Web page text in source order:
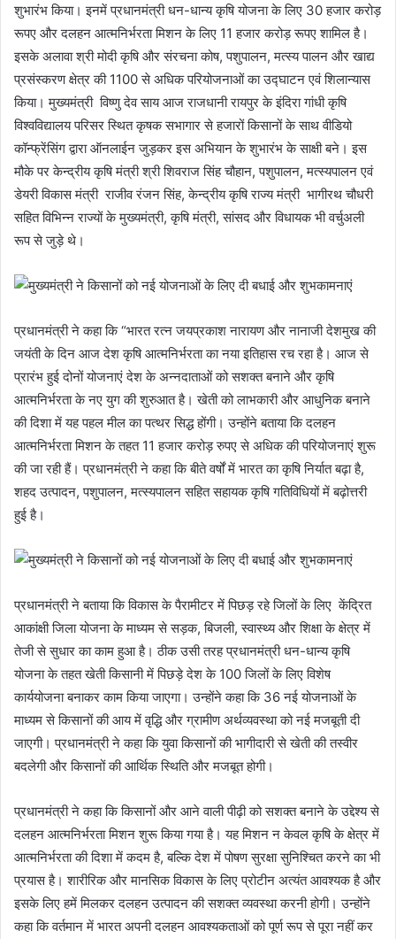
शुभारंभ किया। इनमें प्रधानमंत्री धन-धान्य कृषि योजना के लिए 30 हजार करोड़
रूपए और दलहन आत्मनिर्भरता मिशन के लिए 11 हजार करोड़ रूपए शामिल है।
इसके अलावा श्री मोदी कृषि और संरचना कोष, पशुपालन, मत्स्य पालन और खाद्य
प्रसंस्करण क्षेत्र की 1100 से अधिक परियोजनाओं का उद्घाटन एवं शिलान्यास
किया। मुख्यमंत्री विष्णु देव साय आज राजधानी रायपुर के इंदिरा गांधी कृषि
विश्वविद्यालय परिसर स्थित कृषक सभागार से हजारों किसानों के साथ वीडियो
कॉन्फ्रेंसिंग द्वारा ऑनलाईन जुड़कर इस अभियान के शुभारंभ के साक्षी बने। इस
मौके पर केन्द्रीय कृषि मंत्री श्री शिवराज सिंह चौहान, पशुपालन, मत्स्यपालन एवं
डेयरी विकास मंत्री राजीव रंजन सिंह, केन्द्रीय कृषि राज्य मंत्री भागीरथ चौधरी
सहित विभिन्न राज्यों के मुख्यमंत्री, कृषि मंत्री, सांसद और विधायक भी वर्चुअली
रूप से जुड़े थे।
प्रधानमंत्री ने कहा कि “भारत रत्न जयप्रकाश नारायण और नानाजी देशमुख की
जयंती के दिन आज देश कृषि आत्मनिर्भरता का नया इतिहास रच रहा है। आज से
प्रारंभ हुई दोनों योजनाएं देश के अन्नदाताओं को सशक्त बनाने और कृषि
आत्मनिर्भरता के नए युग की शुरुआत है। खेती को लाभकारी और आधुनिक बनाने
की दिशा में यह पहल मील का पत्थर सिद्ध होंगी। उन्होंने बताया कि दलहन
आत्मनिर्भरता मिशन के तहत 11 हजार करोड़ रुपए से अधिक की परियोजनाएं शुरू
की जा रही हैं। प्रधानमंत्री ने कहा कि बीते वर्षों में भारत का कृषि निर्यात बढ़ा है,
शहद उत्पादन, पशुपालन, मत्स्यपालन सहित सहायक कृषि गतिविधियों में बढ़ोत्तरी
हुई है।
प्रधानमंत्री ने बताया कि विकास के पैरामीटर में पिछड़ रहे जिलों के लिए केंद्रित
आकांक्षी जिला योजना के माध्यम से सड़क, बिजली, स्वास्थ्य और शिक्षा के क्षेत्र में
तेजी से सुधार का काम हुआ है। ठीक उसी तरह प्रधानमंत्री धन-धान्य कृषि
योजना के तहत खेती किसानी में पिछड़े देश के 100 जिलों के लिए विशेष
कार्ययोजना बनाकर काम किया जाएगा। उन्होंने कहा कि 36 नई योजनाओं के
माध्यम से किसानों की आय में वृद्धि और ग्रामीण अर्थव्यवस्था को नई मजबूती दी
जाएगी। प्रधानमंत्री ने कहा कि युवा किसानों की भागीदारी से खेती की तस्वीर
बदलेगी और किसानों की आर्थिक स्थिति और मजबूत होगी।
प्रधानमंत्री ने कहा कि किसानों और आने वाली पीढ़ी को सशक्त बनाने के उद्देश्य से
दलहन आत्मनिर्भरता मिशन शुरू किया गया है। यह मिशन न केवल कृषि के क्षेत्र में
आत्मनिर्भरता की दिशा में कदम है, बल्कि देश में पोषण सुरक्षा सुनिश्चित करने का भी
प्रयास है। शारीरिक और मानसिक विकास के लिए प्रोटीन अत्यंत आवश्यक है और
इसके लिए हमें मिलकर दलहन उत्पादन की सशक्त व्यवस्था करनी होगी। उन्होंने
कहा कि वर्तमान में भारत अपनी दलहन आवश्यकताओं को पूर्ण रूप से पूरा नहीं कर